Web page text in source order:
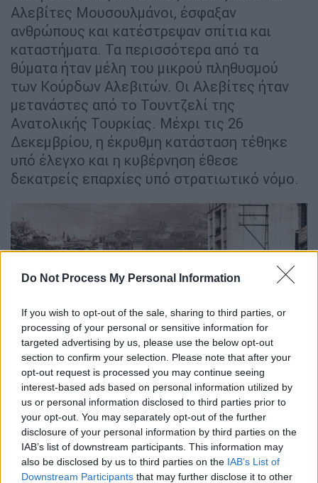
Do Not Process My Personal Information
If you wish to opt-out of the sale, sharing to third parties, or
processing of your personal or sensitive information for
targeted advertising by us, please use the below opt-out
section to confirm your selection. Please note that after your
opt-out request is processed you may continue seeing
interest-based ads based on personal information utilized by
us or personal information disclosed to third parties prior to
your opt-out. You may separately opt-out of the further
disclosure of your personal information by third parties on the
IAB’s list of downstream participants. This information may
also be disclosed by us to third parties on the IAB’s List of
Downstream Participants that may further disclose it to other
Αλεβίτες Μουσουλμάνοι, έσφαξαν
ανθρώπους και κατέστρεψαν σπίτια και
καταστήματα. Τα περισσότερα από τα
θύματα ήταν μέλη του μικρού πληθυσμού
των Κούρδων Αλεβιτών. Οι Αλεβίτες ήταν
μετανάστες από το Τουντζελί της
Ανατολικής Τουρκίας. Μέχρι τις 26
Δεκεμβρίου, η έκρυθμη κατάσταση τέθηκε
υπό έλεγχο και η κυβέρνηση έθεσε
δεκατρείς επαρχίες υπό στρατιωτικό νόμο.
Φωτιά και αίμα στους δρόμους του Καχραμανμαράς
Αργότερα, κατά την ακροαματική διαδικασία
στη δίκη των υπευθύνων της σφαγής, μάρτυς
είχε καταθέσει: Η σφαγή οργανώθηκε από
την τουρκική μυστική υπηρεσία, το Κόμμα
Εθνικιστικού Κινήματος και τους Ισλαμιστές